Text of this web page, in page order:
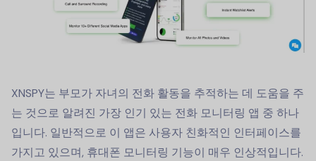
XNSPY는 부모가 자녀의 전화 활동을 추적하는 데 도움을 주
는 것으로 알려진 가장 인기 있는 전화 모니터링 앱 중 하나
입니다. 일반적으로 이 앱은 사용자 친화적인 인터페이스를
가지고 있으며, 휴대폰 모니터링 기능이 매우 인상적입니다.